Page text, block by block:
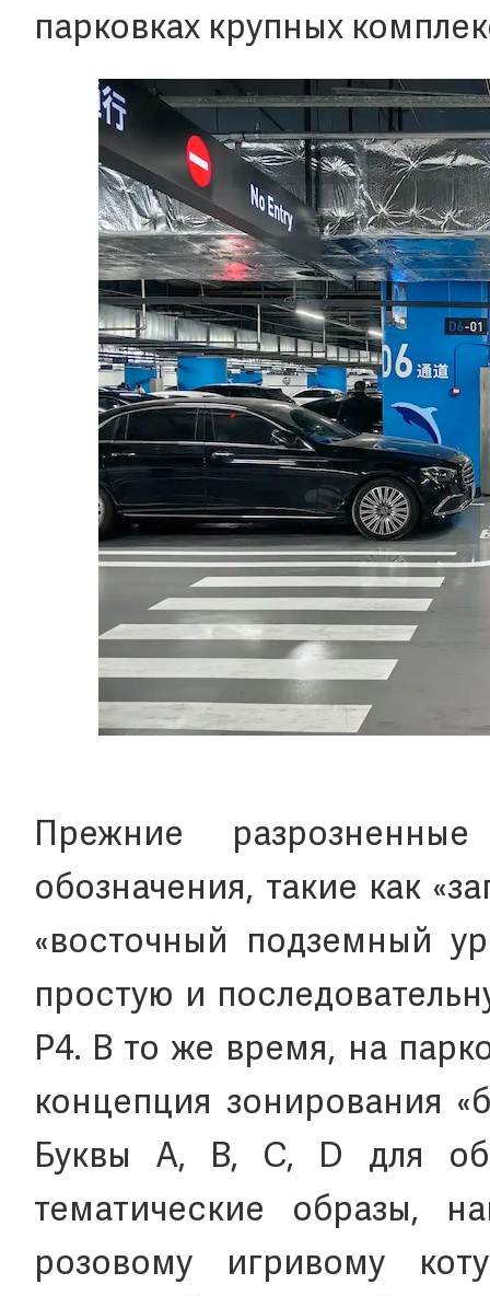
парковках крупных
Прежние
обозначения, такие как
«восточный подземный
простую и
P4. В то же время, на
концепция зонирования
Буквы A, B, C, D для
тематические образы,
розовому игривому